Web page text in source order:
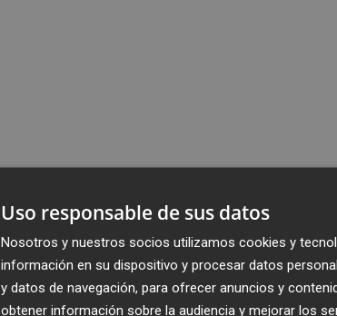
Uso responsable de sus datos
Nosotros y nuestros socios utilizamos cookies y
información en su dispositivo y procesar datos
y datos de navegación, para ofrecer anuncios y
obtener información sobre la audiencia y mejorar los